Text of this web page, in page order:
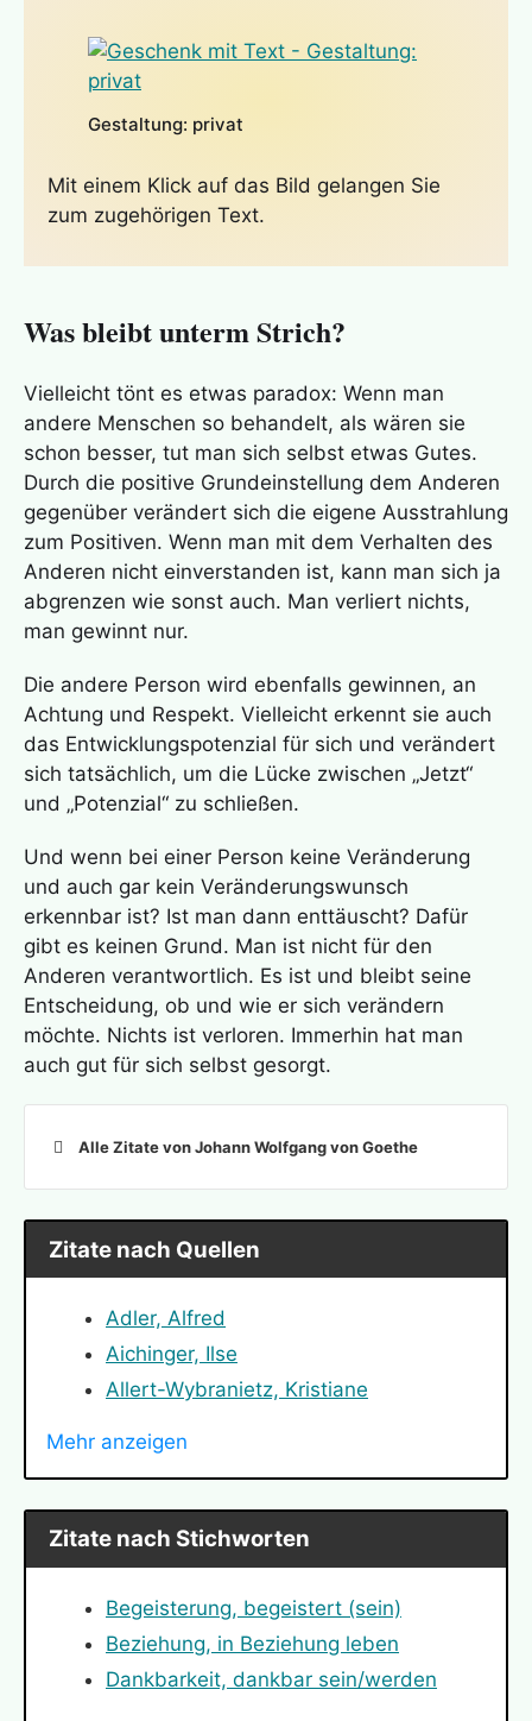
Gestaltung: privat
Mit einem Klick auf das Bild gelangen Sie
zum zugehörigen Text.
Was bleibt unterm Strich?
Vielleicht tönt es etwas paradox: Wenn man
andere Menschen so behandelt, als wären sie
schon besser, tut man sich selbst etwas Gutes.
Durch die positive Grundeinstellung dem Anderen
gegenüber verändert sich die eigene Ausstrahlung
zum Positiven. Wenn man mit dem Verhalten des
Anderen nicht einverstanden ist, kann man sich ja
abgrenzen wie sonst auch. Man verliert nichts,
man gewinnt nur.
Die andere Person wird ebenfalls gewinnen, an
Achtung und Respekt. Vielleicht erkennt sie auch
das Entwicklungspotenzial für sich und verändert
sich tatsächlich, um die Lücke zwischen „Jetzt“
und „Potenzial“ zu schließen.
Und wenn bei einer Person keine Veränderung
und auch gar kein Veränderungswunsch
erkennbar ist? Ist man dann enttäuscht? Dafür
gibt es keinen Grund. Man ist nicht für den
Anderen verantwortlich. Es ist und bleibt seine
Entscheidung, ob und wie er sich verändern
möchte. Nichts ist verloren. Immerhin hat man
auch gut für sich selbst gesorgt.
Alle Zitate von Johann Wolfgang von Goethe
Zitate nach Quellen
Adler, Alfred
Aichinger, Ilse
Allert-Wybranietz, Kristiane
Arendt, Hannah
Bismarck, Otto von
Bloch, Ernst
Bodelschwingh, Friedrich von
Bonhoeffer, Dietrich
Buber, Martin
Mehr anzeigen
Zitate nach Stichworten
Begeisterung, begeistert (sein)
Beziehung, in Beziehung leben
Dankbarkeit, dankbar sein/werden